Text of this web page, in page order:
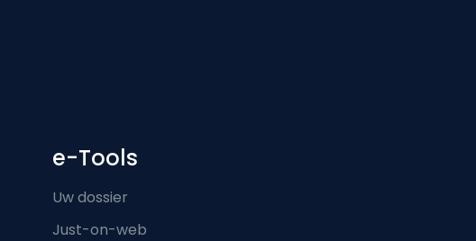
e-Tools
Uw dossier
Just-on-web